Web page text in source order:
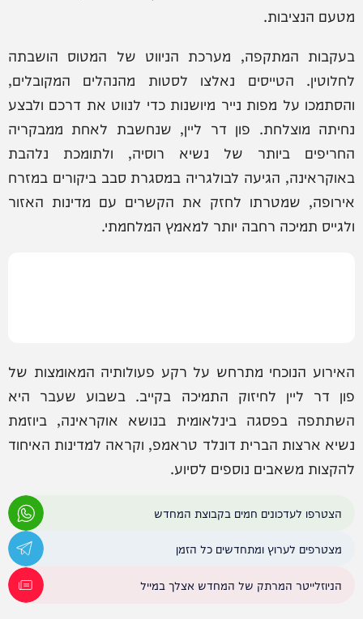
מטעם הנציבות.
בעקבות המתקפה, מערכת הניווט של המטוס הושבתה
לחלוטין. הטייסים נאלצו לסטות מהנהלים המקובלים,
והסתמכו על מפות נייר מיושנות כדי לנווט את דרכם ולבצע
נחיתה מוצלחת. פון דר ליין, שנחשבת לאחת ממבקריה
החריפים ביותר של נשיא רוסיה, ולתומכת נלהבת
באוקראינה, הגיעה לבולגריה במסגרת סבב ביקורים במזרח
אירופה, שמטרתו לחזק את הקשרים עם מדינות האזור
ולגייס תמיכה רחבה יותר למאמץ המלחמתי.
האירוע הנוכחי מתרחש על רקע פעולותיה המאומצות של
פון דר ליין לחיזוק התמיכה בקייב. בשבוע שעבר היא
השתתפה בפסגה בינלאומית בנושא אוקראינה, ביוזמת
נשיא ארצות הברית דונלד טראמפ, וקראה למדינות האיחוד
להקצות משאבים נוספים לסיוע.
הצטרפו לעדכונים חמים בקבוצת המחדש
מצטרפים לערוץ ומתחדשים כל הזמן
הניוזלייטר המרתק של המחדש אצלך במייל